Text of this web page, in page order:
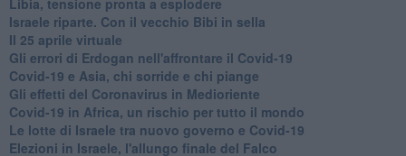
Israele riparte. Con il vecchio Bibi in sella
Il 25 aprile virtuale
Gli errori di Erdogan nell'affrontare il Covid-19
Covid-19 e Asia, chi sorride e chi piange
Gli effetti del Coronavirus in Medioriente
Covid-19 in Africa, un rischio per tutto il mondo
Le lotte di Israele tra nuovo governo e Covid-19
Elezioni in Israele, l'allungo finale del Falco